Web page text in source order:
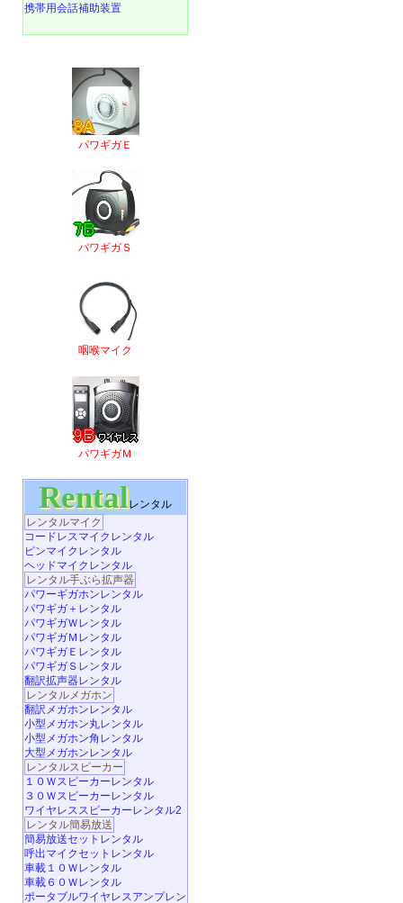
携帯用会話補助装置
パワギガＥ
パワギガＳ
咽喉マイク
パワギガＭ
Rentalレンタル
レンタルマイク
コードレスマイクレンタル
ピンマイクレンタル
ヘッドマイクレンタル
レンタル手ぶら拡声器
パワーギガホンレンタル
パワギガ＋レンタル
パワギガＷレンタル
パワギガＭレンタル
パワギガＥレンタル
パワギガＳレンタル
翻訳拡声器レンタル
レンタルメガホン
翻訳メガホンレンタル
小型メガホン丸レンタル
小型メガホン角レンタル
大型メガホンレンタル
レンタルスピーカー
１０Ｗスピーカーレンタル
３０Ｗスピーカーレンタル
ワイヤレススピーカーレンタル2
レンタル簡易放送
簡易放送セットレンタル
呼出マイクセットレンタル
車載１０Ｗレンタル
車載６０Ｗレンタル
ポータブルワイヤレスアンプレン